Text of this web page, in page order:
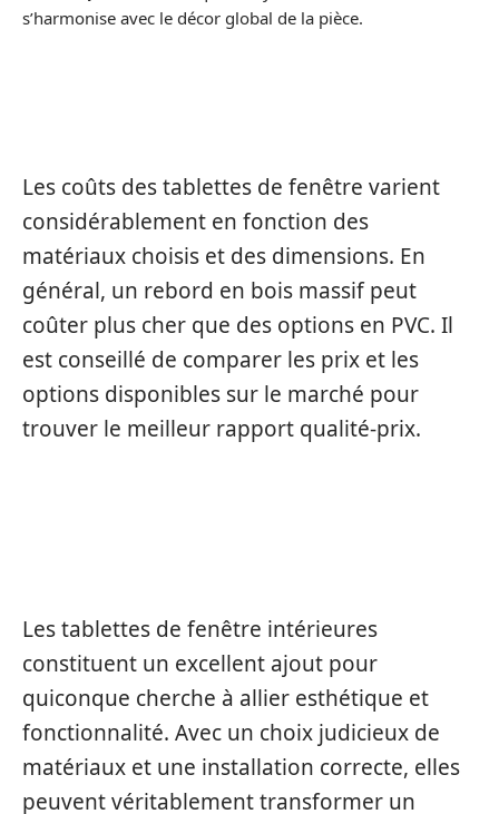
s’harmonise avec le décor global de la pièce.
Les coûts des tablettes de fenêtre varient
considérablement en fonction des
matériaux choisis et des dimensions. En
général, un rebord en bois massif peut
coûter plus cher que des options en PVC. Il
est conseillé de comparer les prix et les
options disponibles sur le marché pour
trouver le meilleur rapport qualité-prix.
Les tablettes de fenêtre intérieures
constituent un excellent ajout pour
quiconque cherche à allier esthétique et
fonctionnalité. Avec un choix judicieux de
matériaux et une installation correcte, elles
peuvent véritablement transformer un